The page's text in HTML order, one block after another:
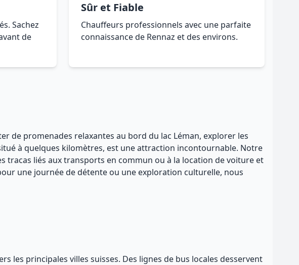
Sachez
de
Sûr et Fiable
Chauffeurs professionnels avec une parfaite
connaissance de Rennaz et des environs.
de promenades relaxantes au bord du lac Léman, explorer les
à quelques kilomètres, est une attraction incontournable. Notre
tracas liés aux transports en commun ou à la location de voiture et
une journée de détente ou une exploration culturelle, nous
les principales villes suisses. Des lignes de bus locales desservent